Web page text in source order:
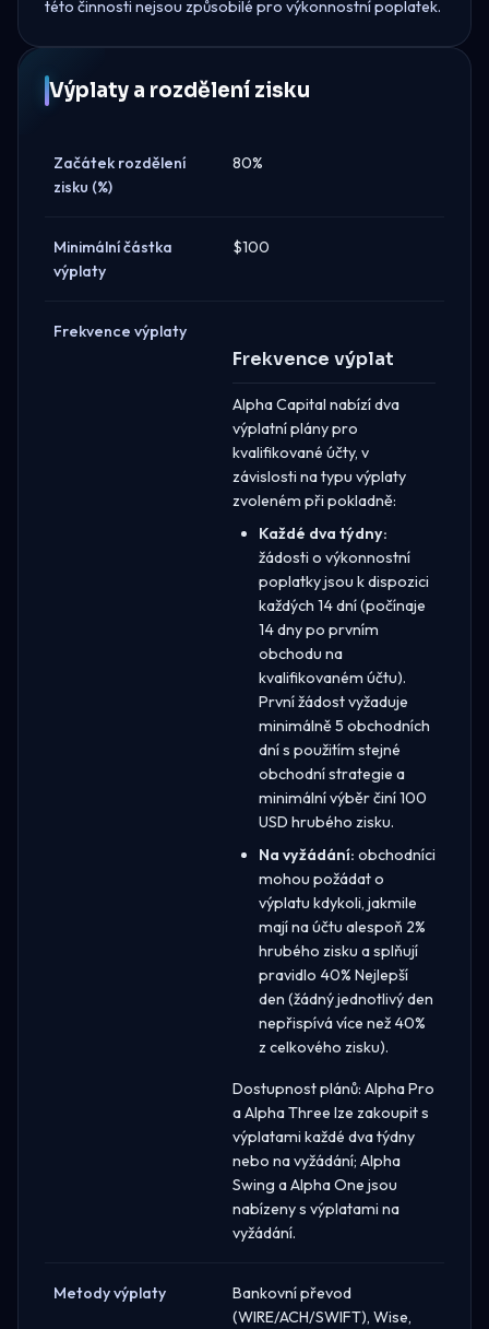
této činnosti nejsou způsobilé pro výkonnostní poplatek.
Výplaty a rozdělení zisku
Začátek rozdělení
zisku (%)
80%
Minimální částka
výplaty
$100
Frekvence výplaty
Frekvence výplat
Alpha Capital nabízí dva
výplatní plány pro
kvalifikované účty, v
závislosti na typu výplaty
zvoleném při pokladně:
Každé dva týdny:
žádosti o výkonnostní
poplatky jsou k dispozici
každých 14 dní (počínaje
14 dny po prvním
obchodu na
kvalifikovaném účtu).
První žádost vyžaduje
minimálně 5 obchodních
dní s použitím stejné
obchodní strategie a
minimální výběr činí 100
USD hrubého zisku.
Na vyžádání: obchodníci
mohou požádat o
výplatu kdykoli, jakmile
mají na účtu alespoň 2%
hrubého zisku a splňují
pravidlo 40% Nejlepší
den (žádný jednotlivý den
nepřispívá více než 40%
z celkového zisku).
Dostupnost plánů: Alpha Pro
a Alpha Three lze zakoupit s
výplatami každé dva týdny
nebo na vyžádání; Alpha
Swing a Alpha One jsou
nabízeny s výplatami na
vyžádání.
Metody výplaty
Bankovní převod
(WIRE/ACH/SWIFT), Wise,